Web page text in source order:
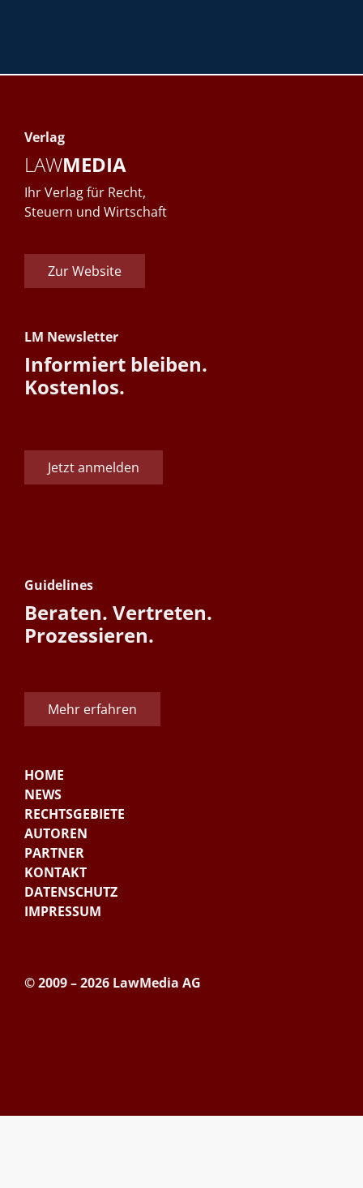
Verlag
LAWMEDIA
Ihr Verlag für Recht,
Steuern und Wirtschaft
Zur Website
LM Newsletter
Informiert bleiben.
Kostenlos.
Jetzt anmelden
Guidelines
Beraten. Vertreten.
Prozessieren.
Mehr erfahren
HOME
NEWS
RECHTSGEBIETE
AUTOREN
PARTNER
KONTAKT
DATENSCHUTZ
IMPRESSUM
© 2009 – 2026 LawMedia AG